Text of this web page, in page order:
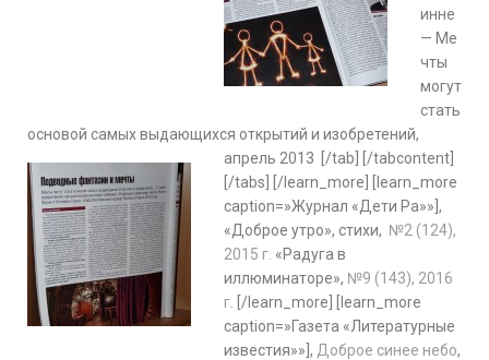
инне
— Ме
чты
могут
стать
основой самых выдающихся открытий и изобретений,
апрель 2013
[/tab] [/tabcontent]
[/tabs] [/learn_more] [learn_more
caption=»Журнал «Дети Ра»»],
«Доброе утро», стихи, №2 (124),
2015 г. «Радуга в
иллюминаторе», №9 (143), 2016
г . [/learn_more] [learn_more
caption=»Газета «Литературные
известия»»], Доброе синее небо,